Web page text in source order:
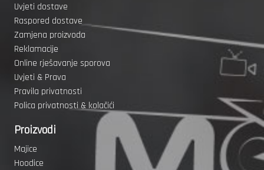
Uvjeti dostave
Raspored dostave
Zamjena proizvoda
Reklamacije
Online rješavanje sporova
Uvjeti & Prava
Pravila privatnosti
Polica privatnosti & kolačići
Proizvodi
Majice
Hoodice